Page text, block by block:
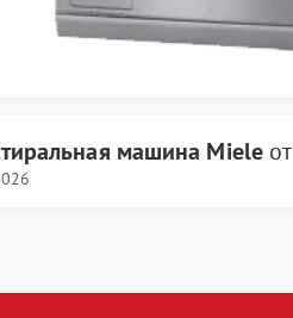
машина Mieleот